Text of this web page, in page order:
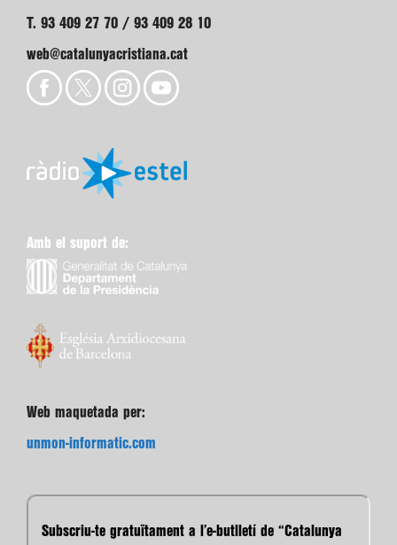
T. 93 409 27 70 / 93 409 28 10
web@catalunyacristiana.cat
Amb el suport de:
Web maquetada per:
unmon-informatic.com
Subscriu-te gratuïtament a l’e-butlletí de “Catalunya